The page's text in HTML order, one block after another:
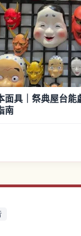
面具｜祭典屋台
南